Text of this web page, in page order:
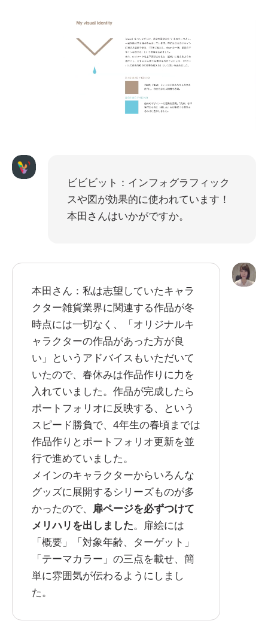
ビビビット：インフォグラフィック
スや図が効果的に使われています！
本田さんはいかがですか。
本田さん：私は志望していたキャラ
クター雑貨業界に関連する作品が冬
時点には一切なく、「オリジナルキ
ャラクターの作品があった方が良
い」というアドバイスもいただいて
いたので、春休みは作品作りに力を
入れていました。作品が完成したら
ポートフォリオに反映する、という
スピード勝負で、4年生の春頃までは
作品作りとポートフォリオ更新を並
行で進めていました。
メインのキャラクターからいろんな
グッズに展開するシリーズものが多
かったので、 扉ページを必ずつけて
メリハリを出しました。扉絵には
「概要」「対象年齢、ターゲット」
「テーマカラー」の三点を載せ、簡
単に雰囲気が伝わるようにしまし
た。